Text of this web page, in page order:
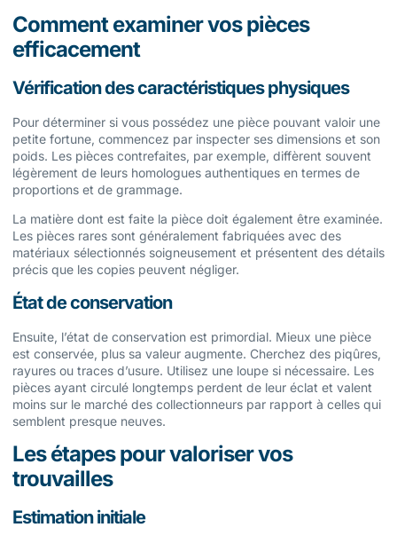
Comment examiner vos pièces
efficacement
Vérification des caractéristiques physiques
Pour déterminer si vous possédez une pièce pouvant valoir une
petite fortune, commencez par inspecter ses dimensions et son
poids. Les pièces contrefaites, par exemple, diffèrent souvent
légèrement de leurs homologues authentiques en termes de
proportions et de grammage.
La matière dont est faite la pièce doit également être examinée.
Les pièces rares sont généralement fabriquées avec des
matériaux sélectionnés soigneusement et présentent des détails
précis que les copies peuvent négliger.
État de conservation
Ensuite, l’état de conservation est primordial. Mieux une pièce
est conservée, plus sa valeur augmente. Cherchez des piqûres,
rayures ou traces d’usure. Utilisez une loupe si nécessaire. Les
pièces ayant circulé longtemps perdent de leur éclat et valent
moins sur le marché des collectionneurs par rapport à celles qui
semblent presque neuves.
Les étapes pour valoriser vos
trouvailles
Estimation initiale